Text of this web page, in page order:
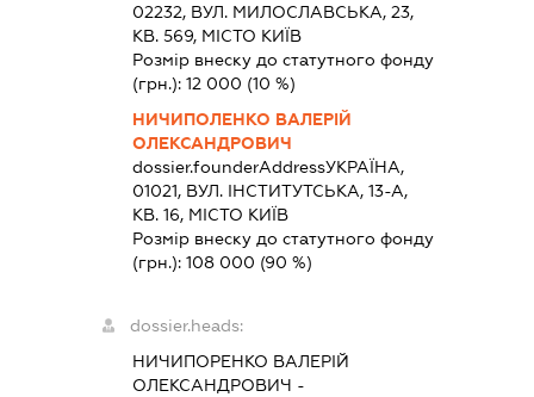
02232, ВУЛ. МИЛОСЛАВСЬКА, 23,
КВ. 569, МІСТО КИЇВ
Розмір внеску до статутного фонду
(грн.): 12 000 (10 %)
НИЧИПОЛЕНКО ВАЛЕРІЙ
ОЛЕКСАНДРОВИЧ
dossier.founderAddressУКРАЇНА,
01021, ВУЛ. ІНСТИТУТСЬКА, 13-А,
КВ. 16, МІСТО КИЇВ
Розмір внеску до статутного фонду
(грн.): 108 000 (90 %)
dossier.heads:
НИЧИПОРЕНКО ВАЛЕРІЙ
ОЛЕКСАНДРОВИЧ -